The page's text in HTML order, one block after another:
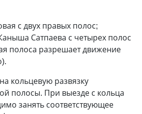
с двух правых полос;
Сатпаева с четырех полос
полоса разрешает движение
кольцевую развязку
полосы. При выезде с кольца
занять соответствующее